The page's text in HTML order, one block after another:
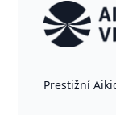
Prestižní